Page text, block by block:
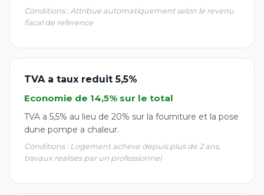
Conditions : Attribue automatiquement selon le revenu
fiscal de reference
TVA a taux reduit 5,5%
Economie de 14,5% sur le total
TVA a 5,5% au lieu de 20% sur la fourniture et la pose
dune pompe a chaleur.
Conditions : Logement acheve depuis plus de 2 ans,
travaux realises par un professionnel